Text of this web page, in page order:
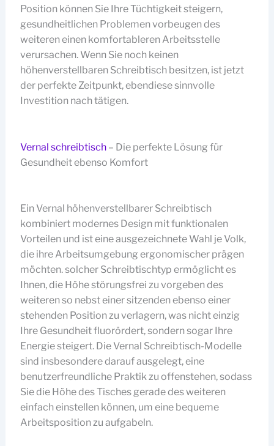
Position können Sie Ihre Tüchtigkeit steigern,
gesundheitlichen Problemen vorbeugen des
weiteren einen komfortableren Arbeitsstelle
verursachen. Wenn Sie noch keinen
höhenverstellbaren Schreibtisch besitzen, ist jetzt
der perfekte Zeitpunkt, ebendiese sinnvolle
Investition nach tätigen.
Vernal schreibtisch– Die perfekte Lösung für
Gesundheit ebenso Komfort
Ein Vernal höhenverstellbarer Schreibtisch
kombiniert modernes Design mit funktionalen
Vorteilen und ist eine ausgezeichnete Wahl je Volk,
die ihre Arbeitsumgebung ergonomischer prägen
möchten. solcher Schreibtischtyp ermöglicht es
Ihnen, die Höhe störungsfrei zu vorgeben des
weiteren so nebst einer sitzenden ebenso einer
stehenden Position zu verlagern, was nicht einzig
Ihre Gesundheit fluorördert, sondern sogar Ihre
Energie steigert. Die Vernal Schreibtisch-Modelle
sind insbesondere darauf ausgelegt, eine
benutzerfreundliche Praktik zu offenstehen, sodass
Sie die Höhe des Tisches gerade des weiteren
einfach einstellen können, um eine bequeme
Arbeitsposition zu aufgabeln.